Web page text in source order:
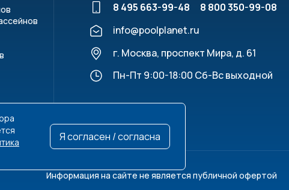
8 495 663-99-48
8 800 350-99-08
info@poolplanet.ru
г. Москва, проспект Мира, д. 61
Пн-Пт 9:00-18:00 Сб-Вс выходной
Информация на сайте не является публичной офертой
Я согласен / согласна